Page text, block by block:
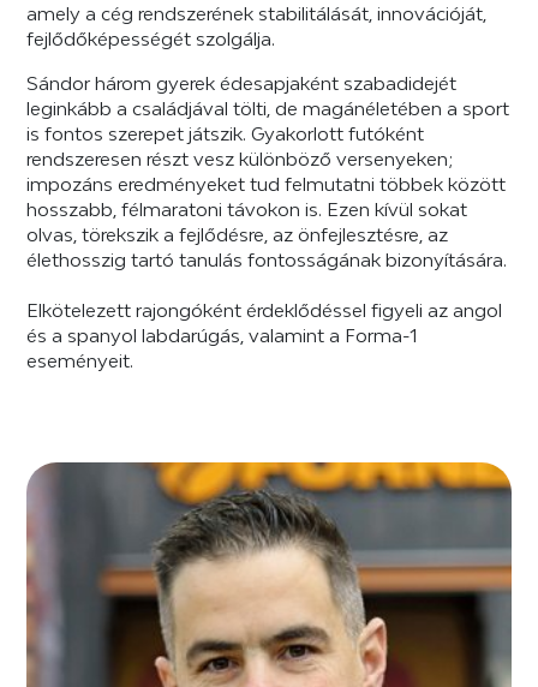
amely a cég rendszerének stabilitálását, innovációját,
fejlődőképességét szolgálja.
Sándor három gyerek édesapjaként szabadidejét
leginkább a családjával tölti, de magánéletében a sport
is fontos szerepet játszik. Gyakorlott futóként
rendszeresen részt vesz különböző versenyeken;
impozáns eredményeket tud felmutatni többek között
hosszabb, félmaratoni távokon is. Ezen kívül sokat
olvas, törekszik a fejlődésre, az önfejlesztésre, az
élethosszig tartó tanulás fontosságának bizonyítására.
Elkötelezett rajongóként érdeklődéssel figyeli az angol
és a spanyol labdarúgás, valamint a Forma-1
eseményeit.